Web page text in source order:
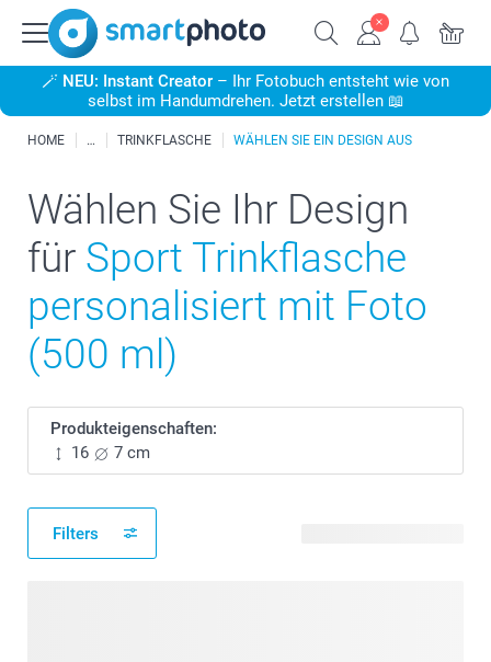
🪄 NEU: Instant Creator – Ihr Fotobuch entsteht wie von
selbst im Handumdrehen. Jetzt erstellen 📖
HOME TRINKFLASCHE WÄHLEN SIE EIN DESIGN AUS
Wählen Sie Ihr Design
für Sport Trinkflasche
personalisiert mit Foto
(500 ml)
Produkteigenschaften:
16
7 cm
Filters